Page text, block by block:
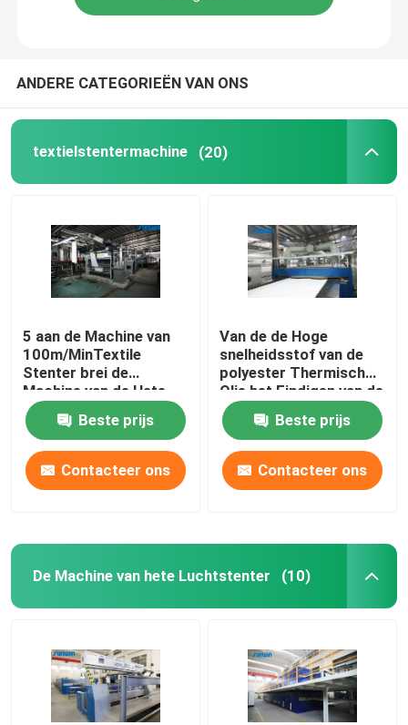
Ontspan Drogere Machine
ANDERE CATEGORIEËN VAN ONS
textielstentermachine (20)
5 aan de Machine van
100m/MinTextile
Stenter brei de
Machine van de Hete
Luchtstenter van de
TypestoomBeste prijs
Contacteer ons
Van de de Hoge
snelheidsstof van de
polyester Thermisch
Olie het Eindigen van de
Machinestenter van
Stenter Procédé
Beste prijs
Contacteer ons
De Machine van hete Luchtstenter (10)